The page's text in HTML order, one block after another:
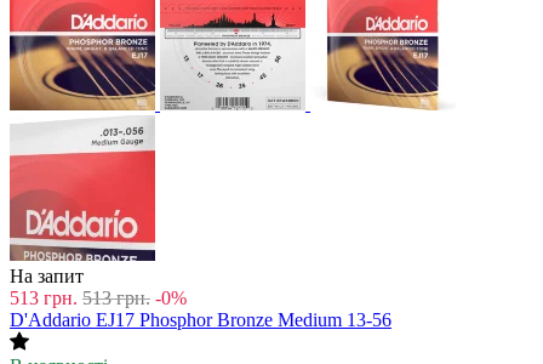
На запит
513 грн. 513 грн. -0%
D'Addario EJ17 Phosphor Bronze Medium 13-56